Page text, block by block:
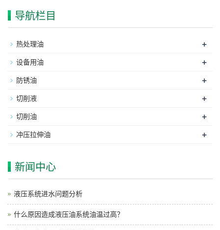
导航栏目
热处理油 +
设备用油 +
防锈油 +
切削液 +
切削油 +
冲压拉伸油 +
新闻中心
液压系统进水问题分析
什么原因造成液压油系统油温过高？